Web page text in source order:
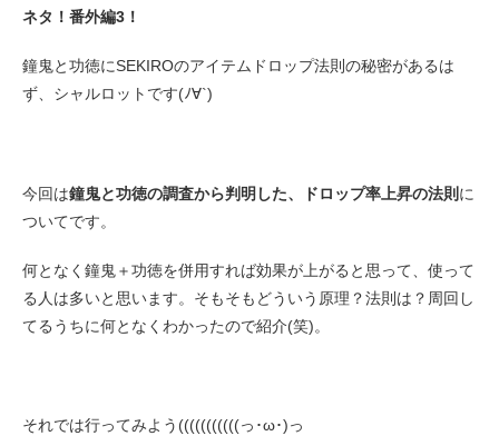
ネタ！番外編3！
鐘鬼と功徳にSEKIROのアイテムドロップ法則の秘密があるは
ず、シャルロットです(ﾉ∀`)
今回は鐘鬼と功徳の調査から判明した、ドロップ率上昇の法則 に
ついてです。
何となく鐘鬼＋功徳を併用すれば効果が上がると思って、使って
る人は多いと思います。そもそもどういう原理？法則は？周回し
てるうちに何となくわかったので紹介(笑)。
それでは行ってみよう(((((((((((っ･ω･)っ